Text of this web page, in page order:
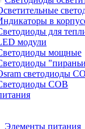
в
для
модули
мощные
светодиоды
COB
Элементы питания